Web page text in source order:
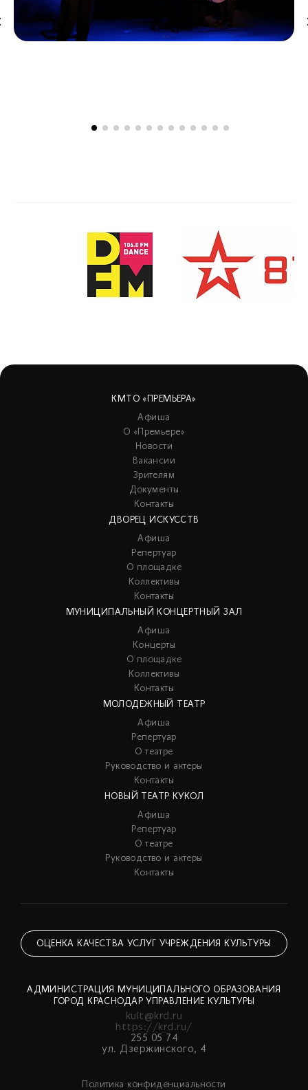
КМТО «ПРЕМЬЕРА»
Афиша
О «Премьере»
Новости
Вакансии
Зрителям
Документы
Контакты
ДВОРЕЦ ИСКУССТВ
Афиша
Репертуар
О площадке
Коллективы
Контакты
МУНИЦИПАЛЬНЫЙ КОНЦЕРТНЫЙ ЗАЛ
Афиша
Концерты
О площадке
Коллективы
Контакты
МОЛОДЕЖНЫЙ ТЕАТР
Афиша
Репертуар
О театре
Руководство и актеры
Контакты
НОВЫЙ ТЕАТР КУКОЛ
Афиша
Репертуар
О театре
Руководство и актеры
Контакты
ОЦЕНКА КАЧЕСТВА УСЛУГ УЧРЕЖДЕНИЯ КУЛЬТУРЫ
АДМИНИСТРАЦИЯ МУНИЦИПАЛЬНОГО ОБРАЗОВАНИЯ
ГОРОД КРАСНОДАР УПРАВЛЕНИЕ КУЛЬТУРЫ
kult@krd.ru
https://krd.ru/
255 05 74
ул. Дзержинского, 4
Политика конфиденциальности